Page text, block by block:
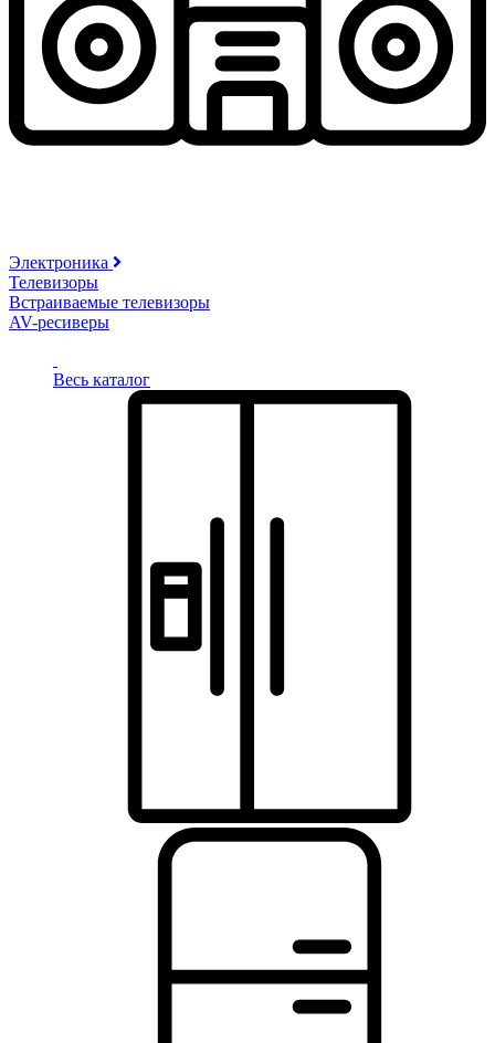
Электроника
Телевизоры
Встраиваемые телевизоры
AV-ресиверы
Весь каталог